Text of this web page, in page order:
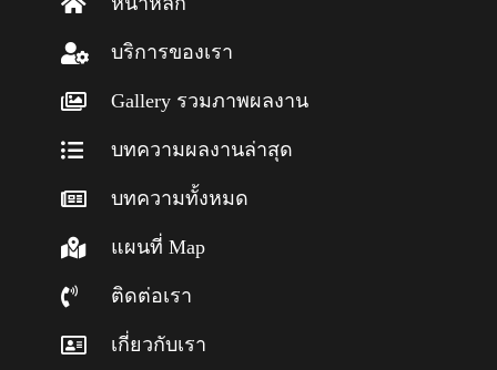
บริการของเรา
Gallery รวมภาพผลงาน
บทความผลงานล่าสุด
บทความทั้งหมด
แผนที่ Map
ติดต่อเรา
เกี่ยวกับเรา